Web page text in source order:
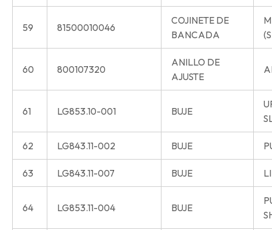
59 81500010046
COJINETE DE
BANCADA
60 800107320
ANILLO DE
AJUSTE
61 LG853.10-001 BUJE
62 LG843.11-002 BUJE
63 LG843.11-007 BUJE
64 LG853.11-004 BUJE